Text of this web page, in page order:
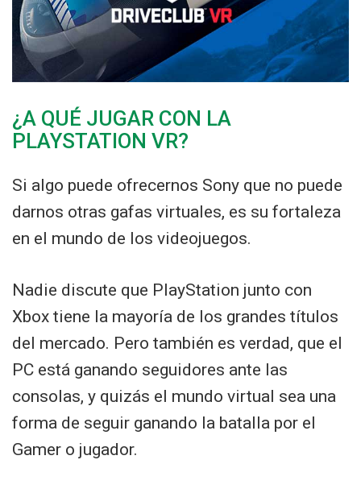
¿A QUÉ JUGAR CON LA
PLAYSTATION VR?
Si algo puede ofrecernos Sony que no puede
darnos otras gafas virtuales, es su fortaleza
en el mundo de los videojuegos.
Nadie discute que PlayStation junto con
Xbox tiene la mayoría de los grandes títulos
del mercado. Pero también es verdad, que el
PC está ganando seguidores ante las
consolas, y quizás el mundo virtual sea una
forma de seguir ganando la batalla por el
Gamer o jugador.